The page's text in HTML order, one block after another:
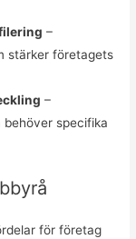
–
stärker företagets
–
behöver specifika
för företag